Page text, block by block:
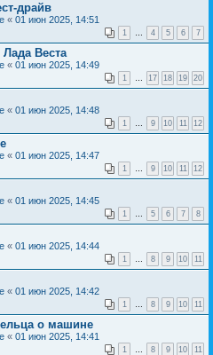
драйв
« 01 июн 2025, 14:51
1 … 4 5 6 7
Веста
« 01 июн 2025, 14:49
1 … 17 18 19 20
« 01 июн 2025, 14:48
1 … 9 10 11 12
« 01 июн 2025, 14:47
1 … 9 10 11 12
« 01 июн 2025, 14:45
1 … 5 6 7 8
« 01 июн 2025, 14:44
1 … 8 9 10 11
« 01 июн 2025, 14:42
1 … 8 9 10 11
о машине
« 01 июн 2025, 14:41
1 … 8 9 10 11